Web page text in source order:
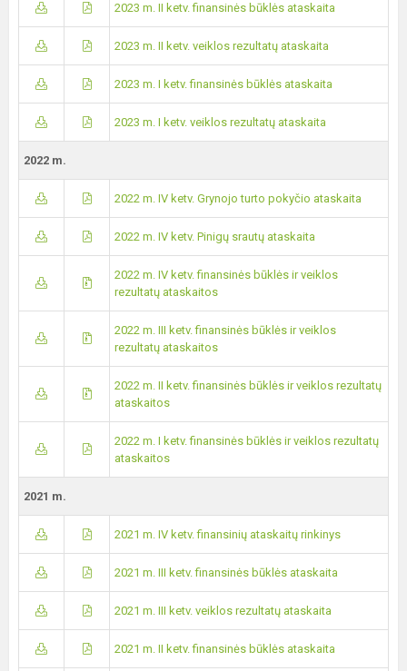
2023 m. II ketv. finansinės būklės ataskaita
2023 m. II ketv. veiklos rezultatų ataskaita
2023 m. I ketv. finansinės būklės ataskaita
2023 m. I ketv. veiklos rezultatų ataskaita
2022 m.
2022 m. IV ketv. Grynojo turto pokyčio ataskaita
2022 m. IV ketv. Pinigų srautų ataskaita
2022 m. IV ketv. finansinės būklės ir veiklos
rezultatų ataskaitos
2022 m. III ketv. finansinės būklės ir veiklos
rezultatų ataskaitos
2022 m. II ketv. finansinės būklės ir veiklos rezultatų
ataskaitos
2022 m. I ketv. finansinės būklės ir veiklos rezultatų
ataskaitos
2021 m.
2021 m. IV ketv. finansinių ataskaitų rinkinys
2021 m. III ketv. finansinės būklės ataskaita
2021 m. III ketv. veiklos rezultatų ataskaita
2021 m. II ketv. finansinės būklės ataskaita